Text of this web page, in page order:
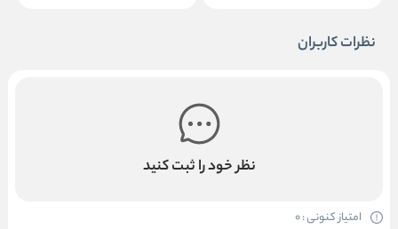
نظرات کاربران
نظر خود را ثبت کنید
امتیاز کنونی : 0